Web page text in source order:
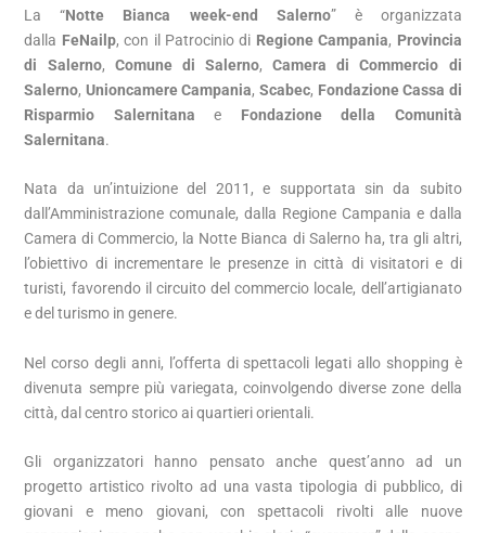
La “Notte Bianca week-end Salerno” è organizzata
dalla FeNailp, con il Patrocinio di Regione Campania, Provincia
di Salerno, Comune di Salerno,Camera di Commercio di
Salerno, Unioncamere Campania, Scabec, Fondazione Cassa di
Risparmio Salernitana e Fondazione della Comunità
Salernitana.
Nata da un’intuizione del 2011, e supportata sin da subito
dall’Amministrazione comunale, dalla Regione Campania e dalla
Camera di Commercio, la Notte Bianca di Salerno ha, tra gli altri,
l’obiettivo di incrementare le presenze in città di visitatori e di
turisti, favorendo il circuito del commercio locale, dell’artigianato
e del turismo in genere.
Nel corso degli anni, l’offerta di spettacoli legati allo shopping è
divenuta sempre più variegata, coinvolgendo diverse zone della
città, dal centro storico ai quartieri orientali.
Gli organizzatori hanno pensato anche quest’anno ad un
progetto artistico rivolto ad una vasta tipologia di pubblico, di
giovani e meno giovani, con spettacoli rivolti alle nuove